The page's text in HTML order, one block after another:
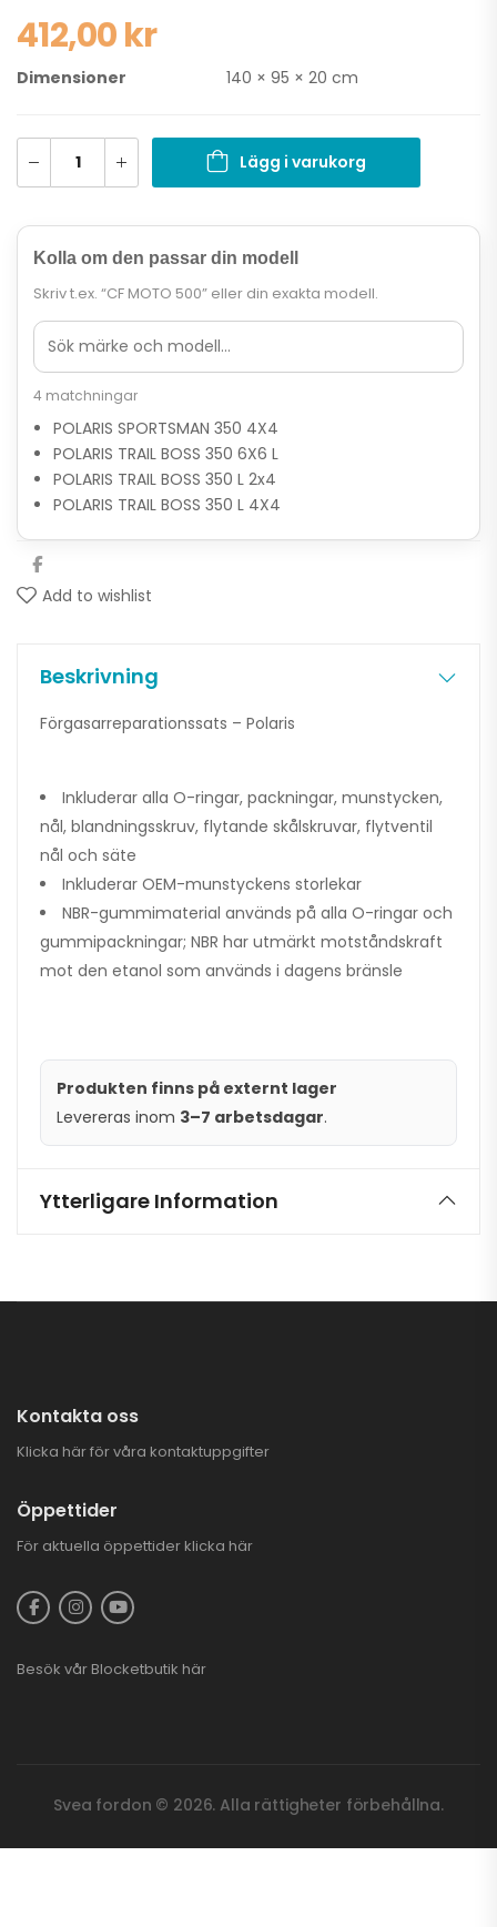
412,00kr
Dimensioner 140 × 95 × 20 cm
Lägg i varukorg
Kolla om den passar din modell
Skriv t.ex. “CF MOTO 500” eller din exakta modell.
4 matchningar
POLARIS SPORTSMAN 350 4X4
POLARIS TRAIL BOSS 350 6X6 L
POLARIS TRAIL BOSS 350 L 2x4
POLARIS TRAIL BOSS 350 L 4X4
Add to wishlist
Beskrivning
Förgasarreparationssats – Polaris
Inkluderar alla O-ringar, packningar, munstycken,
nål, blandningsskruv, flytande skålskruvar, flytventil
nål och säte
Inkluderar OEM-munstyckens storlekar
NBR-gummimaterial används på alla O-ringar och
gummipackningar; NBR har utmärkt motståndskraft
mot den etanol som används i dagens bränsle
Produkten finns på externt lager
Levereras inom 3–7 arbetsdagar.
Ytterligare Information
Kontakta oss
Klicka här för våra kontaktuppgifter
Öppettider
För aktuella öppettider klicka här
Besök vår Blocketbutik här
Svea fordon © 2026. Alla rättigheter förbehållna.